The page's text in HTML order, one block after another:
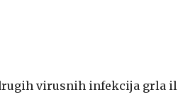
virusnih infekcija grla